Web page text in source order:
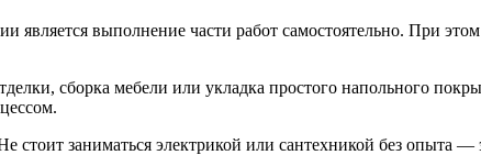
выполнение части работ самостоятельно. При
сборка мебели или укладка простого напольного
стоит заниматься электрикой или сантехникой без опыта